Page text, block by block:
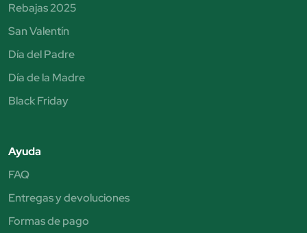
Rebajas 2025
San Valentín
Día del Padre
Día de la Madre
Black Friday
Ayuda
FAQ
Entregas y devoluciones
Formas de pago